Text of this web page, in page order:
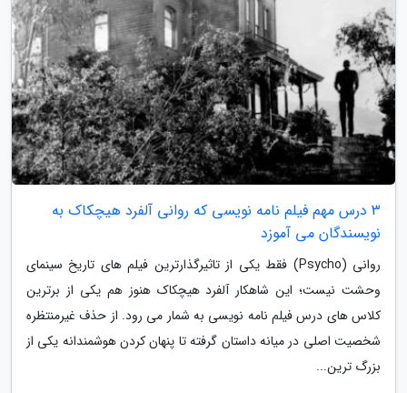
3 درس مهم فیلم نامه نویسی که روانی آلفرد هیچکاک به
نویسندگان می آموزد
روانی (Psycho) فقط یکی از تاثیرگذارترین فیلم های تاریخ سینمای
وحشت نیست؛ این شاهکار آلفرد هیچکاک هنوز هم یکی از برترین
کلاس های درس فیلم نامه نویسی به شمار می رود. از حذف غیرمنتظره
شخصیت اصلی در میانه داستان گرفته تا پنهان کردن هوشمندانه یکی از
بزرگ ترین...